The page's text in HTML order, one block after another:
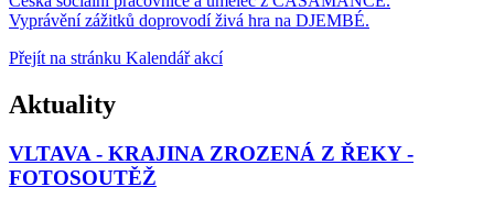
Vyprávění zážitků doprovodí živá hra na DJEMBÉ.
Přejít na stránku Kalendář akcí
Aktuality
VLTAVA - KRAJINA ZROZENÁ Z ŘEKY -
FOTOSOUTĚŽ